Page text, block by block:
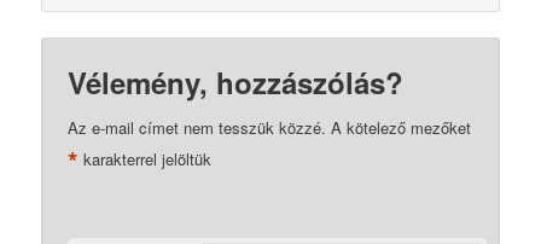
Vélemény, hozzászólás?
Az e-mail címet nem tesszük közzé. A kötelező mezőket
* karakterrel jelöltük